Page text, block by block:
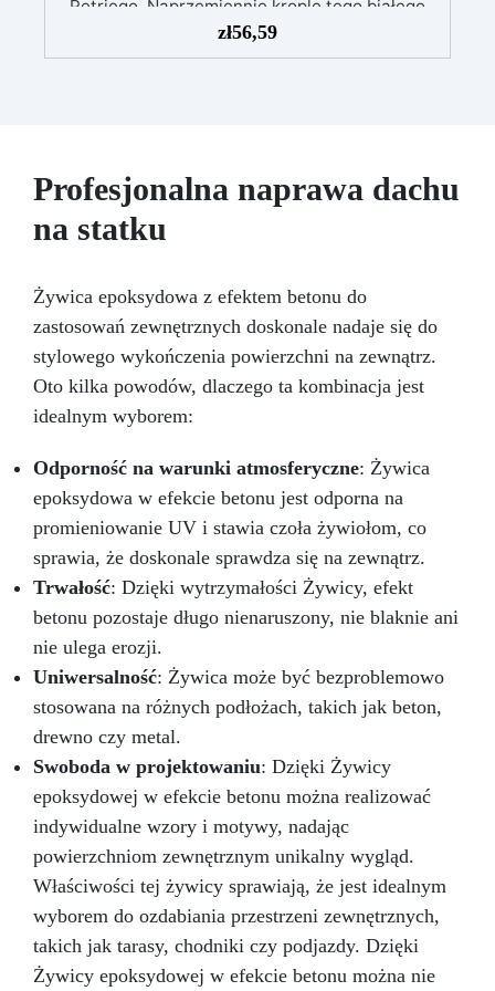
Petriego. Naprzemiennie kroplę tego białego
koloru z jednym (lub kilkoma) innymi
alkoholowymi kolorami Pinata, uzyskasz
zł56,59
Profesjonalna naprawa dachu
na statku
Żywica epoksydowa z efektem betonu do
zastosowań zewnętrznych doskonale nadaje się do
stylowego wykończenia powierzchni na zewnątrz.
Oto kilka powodów, dlaczego ta kombinacja jest
idealnym wyborem:
Odporność na warunki atmosferyczne: Żywica
epoksydowa w efekcie betonu jest odporna na
promieniowanie UV i stawia czoła żywiołom, co
sprawia, że doskonale sprawdza się na zewnątrz.
Trwałość: Dzięki wytrzymałości Żywicy, efekt
betonu pozostaje długo nienaruszony, nie blaknie ani
nie ulega erozji.
Uniwersalność: Żywica może być bezproblemowo
stosowana na różnych podłożach, takich jak beton,
drewno czy metal.
Swoboda w projektowaniu: Dzięki Żywicy
epoksydowej w efekcie betonu można realizować
indywidualne wzory i motywy, nadając
powierzchniom zewnętrznym unikalny wygląd.
Właściwości tej żywicy sprawiają, że jest idealnym
wyborem do ozdabiania przestrzeni zewnętrznych,
takich jak tarasy, chodniki czy podjazdy. Dzięki
Żywicy epoksydowej w efekcie betonu można nie